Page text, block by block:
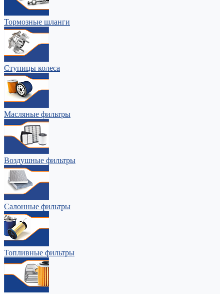
Тормозные шланги
Ступицы колеса
Масляные фильтры
Воздушные фильтры
Салонные фильтры
Топливные фильтры